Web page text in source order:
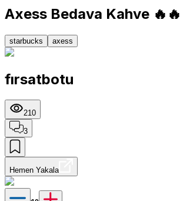
Axess Bedava Kahve 🔥🔥
starbucks axess
fırsatbotu
210
3
Hemen Yakala